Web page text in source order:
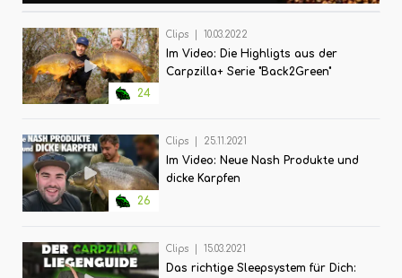
24
Clips 10.03.2022
Im Video: Die Highligts aus der
Carpzilla+ Serie "Back2Green"
26
Clips 25.11.2021
Im Video: Neue Nash Produkte und
dicke Karpfen
Clips 15.03.2021
Das richtige Sleepsystem für Dich: